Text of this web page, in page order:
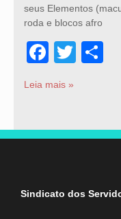
seus Elementos
roda e blocos afro
Leia mais »
Sindicato dos